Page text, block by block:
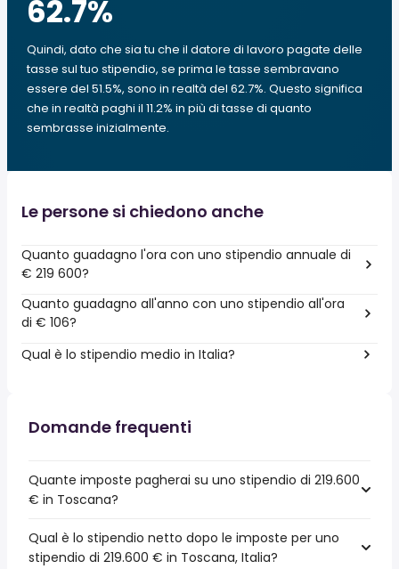
62.7%
Quindi, dato che sia tu che il datore di lavoro pagate delle
tasse sul tuo stipendio, se prima le tasse sembravano
essere del 51.5%, sono in realtà del 62.7%. Questo significa
che in realtà paghi il 11.2% in più di tasse di quanto
sembrasse inizialmente.
Le persone si chiedono anche
Quanto guadagno l'ora con uno stipendio annuale di
€ 219 600?
Quanto guadagno all'anno con uno stipendio all'ora
di € 106?
Qual è lo stipendio medio in Italia?
Domande frequenti
Quante imposte pagherai su uno stipendio di 219.600
€ in Toscana?
Qual è lo stipendio netto dopo le imposte per uno
stipendio di 219.600 € in Toscana, Italia?